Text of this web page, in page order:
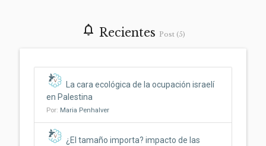
notifications_none Recientes Post (5)
La cara ecológica de la ocupación israelí
en Palestina
Por: Maria Penhalver
¿El tamaño importa? impacto de las